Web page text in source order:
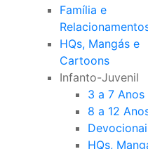
Família e
HQs, Mangás e
Cartoons
Infanto-Juvenil
3 a 7 Anos
8 a 12
HQs,